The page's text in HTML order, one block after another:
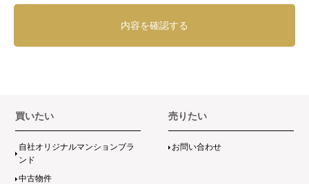
買いたい
自社オリジナルマンションブラ
ンド
中古物件
売りたい
お問い合わせ